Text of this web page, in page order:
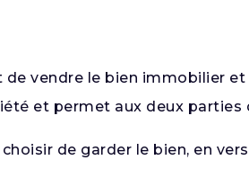
vendre le bien immobilier
et permet aux deux parties
de garder le bien, en